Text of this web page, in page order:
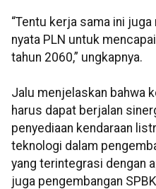
“Tentu kerja sama ini
nyata PLN untuk
tahun 2060,” ungkapnya.
Jalu menjelaskan bahwa
harus dapat berjalan
penyediaan kendaraan
teknologi dalam
yang terintegrasi dengan
juga pengembangan